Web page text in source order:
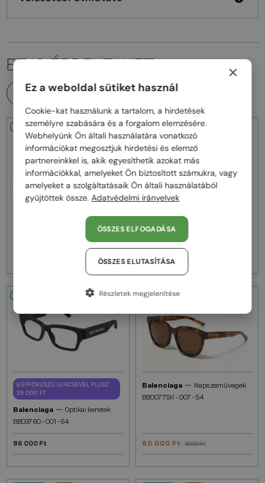
EZ IS ÉRDEKELHET
MINDEN TERMÉK
48/72 -25%
Napszemüvegek
48/72 -25%
Balenciaga—
BB0294SK - 003 - 55
69 000 Ft 93 000 Ft
EGYFÓKUSZÚ LENCSÉVEL PLUSZ
25 000 FT
Balenciaga — Optikai keretek
BB0376O - 001 - 54
86 000 Ft
48/72
Balenciaga — Napszemüvegek
BB0077SK - 007 - 54
60 000 Ft 81 000 Ft
×
Ez a weboldal sütiket használ
Cookie-kat használunk a tartalom, a hirdetések
személyre szabására és a forgalom elemzésére.
Webhelyünk Ön általi használatára vonatkozó
információkat megosztjuk hirdetési és elemző
partnereinkkel is, akik egyesíthetik azokat más
információkkal, amelyeket Ön biztosított számukra, vagy
amelyeket a szolgáltatásaik Ön általi használatából
gyűjtöttek össze.Adatvédelmi irányelvek
ÖSSZES ELFOGADÁSA
ÖSSZES ELUTASÍTÁSA
Részletek megjelenítése